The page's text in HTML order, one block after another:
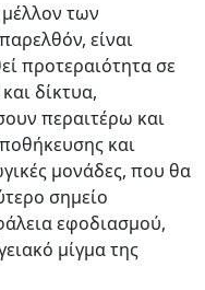
των
είναι
προτεραιότητα σε
δίκτυα,
περαιτέρω και
και
μονάδες, που θα
σημείο
εφοδιασμού,
μίγμα της